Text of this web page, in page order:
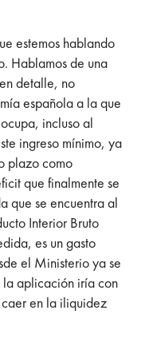
estemos hablando
Hablamos de una
detalle, no
española a la que
incluso al
ingreso mínimo, ya
plazo como
que finalmente se
que se encuentra al
Interior Bruto
es un gasto
el Ministerio ya se
la aplicación iría con
en la iliquidez